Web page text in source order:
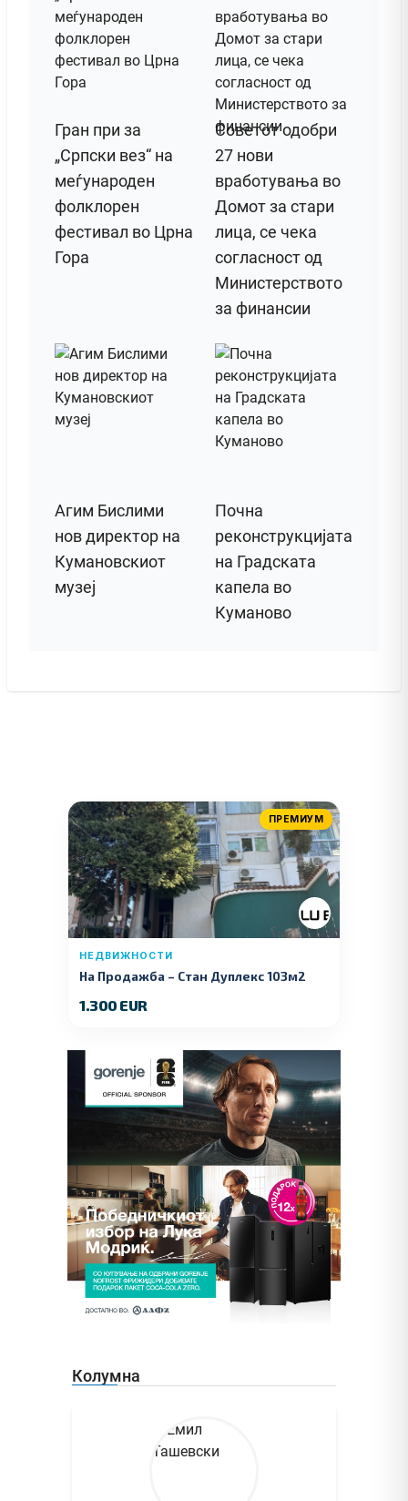
Гран при за
„Српски вез“ на
меѓународен
фолклорен
фестивал во Црна
Гора
Советот одобри
27 нови
вработувања во
Домот за стари
лица, се чека
согласност од
Министерството
за финансии
Агим Бислими
нов директор на
Кумановскиот
музеј
Почна
реконструкцијата
на Градската
капела во
Куманово
ПРЕМИУМ
НЕДВИЖНОСТИ
На Продажба – Стан Дуплекс 103м2
1.300 EUR
Колумна